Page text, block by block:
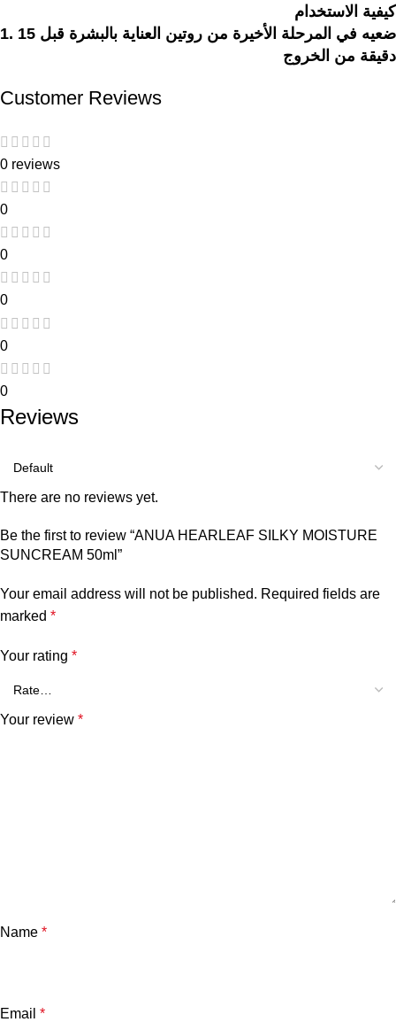
كيفية الاستخدام
1. ضعيه في المرحلة الأخيرة من روتين العناية بالبشرة قبل 15
دقيقة من الخروج
Customer Reviews
0 reviews
0
0
0
0
0
Reviews
There are no reviews yet.
Be the first to review “ANUA HEARLEAF SILKY MOISTURE
SUNCREAM 50ml”
Your email address will not be published. Required fields are
marked *
Your rating *
Your review *
Name *
Email *